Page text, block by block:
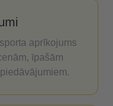
aprīkojums
īpašām